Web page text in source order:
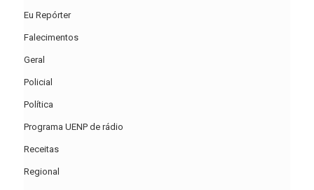
Eu Repórter
Falecimentos
Geral
Policial
Política
Programa UENP de rádio
Receitas
Regional